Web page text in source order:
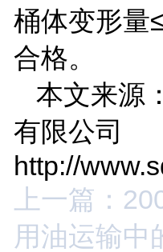
桶体变形量
合格。
本文来源
有限公司
http://
上一篇：
用油运输中